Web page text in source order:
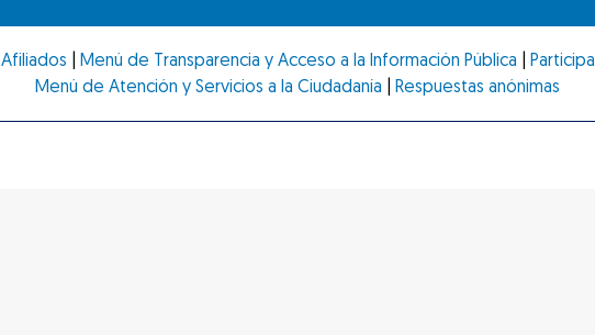
Afiliados Menú de Transparencia y Acceso a la Información Pública
Participa
Menú de Atención y Servicios a la Ciudadanía
Respuestas anónimas